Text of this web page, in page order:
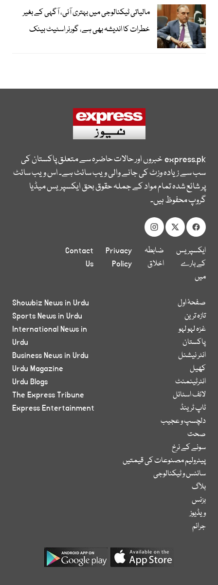
مالیاتی ٹیکنالوجی میں بہتری آئی، آگہی کے بغیر
خطرات کا اندیشہ بھی ہے، گورنر اسٹیٹ بینک
express.pkخبروں اور حالات حاضرہ سے متعلق پاکستان کی
سب سے زیادہ وزٹ کی جانے والی ویب سائٹ ہے۔ اس ویب سائٹ
پر شائع شدہ تمام مواد کے جملہ حقوق بحق ایکسپریس میڈیا
گروپ محفوظ ہیں۔
ایکسپریس
کے بارے
میں
ضابطہ
اخلاق
Privacy
Policy
Contact
Us
صفحۂ اول
تازہ ترین
غزہ لہو لہو
پاکستان
انٹر نیشنل
کھیل
انٹرٹینمنٹ
لائف اسٹائل
ٹاپ ٹرینڈ
دلچسپ و عجیب
صحت
سونے کے نرخ
پیٹرولیم مصنوعات کی قیمتیں
سائنس و ٹیکنالوجی
بلاگ
بزنس
ویڈیوز
جرائم
Showbiz News in Urdu
Sports News in Urdu
International News in
Urdu
Business News in Urdu
Urdu Magazine
Urdu Blogs
The Express Tribune
Express Entertainment